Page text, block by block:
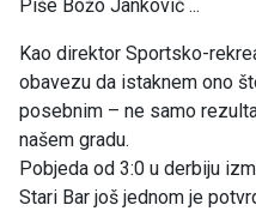
Piše Božo Janković ...
Kao direktor Sportsko-
obavezu da istaknem ono
posebnim – ne samo
našem gradu.
Pobjeda od 3:0 u derbiju
Stari Bar još jednom je